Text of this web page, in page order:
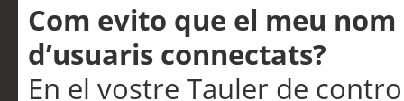
Com evito que el meu
d’usuaris connectats?
En el vostre Tauler de